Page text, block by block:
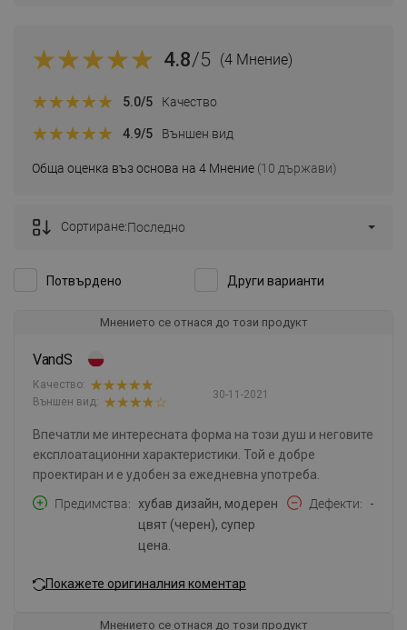
4.8/5 (4 Мнение)
Обща оценка въз основа на 4 Мнение (10 държави)
5.0/5 Качество
4.9/5 Външен вид
Потвърдено Други варианти
Сортиране:Последно
Мнението се отнася до този продукт
VandS
30-11-2021
Качество:
Външен вид:
Впечатли ме интересната форма на този душ и неговите
експлоатационни характеристики. Той е добре
проектиран и е удобен за ежедневна употреба.
Предимства
хубав дизайн, модерен
цвят (черен), супер
цена.
Дефекти -
Покажете оригиналния коментар
Мнението се отнася до този продукт